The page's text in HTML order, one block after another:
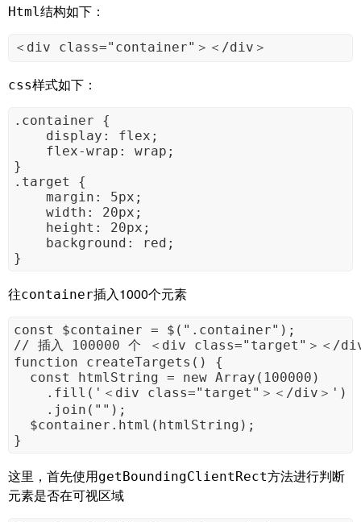
Html结构如下：
＜div class="container"＞＜/div＞
css样式如下：
.container {
    display: flex;
    flex-wrap: wrap;
}
.target {
    margin: 5px;
    width: 20px;
    height: 20px;
    background: red;
}
往container插入1000个元素
const $container = $(".container");
// 插入 100000 个 ＜div class="target"＞＜/
function createTargets() {
  const htmlString = new Array(100000)
    .fill('＜div class="target"＞＜/div＞')
    .join("");
  $container.html(htmlString);
}
这里，首先使用getBoundingClientRect方法进行判断
元素是否在可视区域